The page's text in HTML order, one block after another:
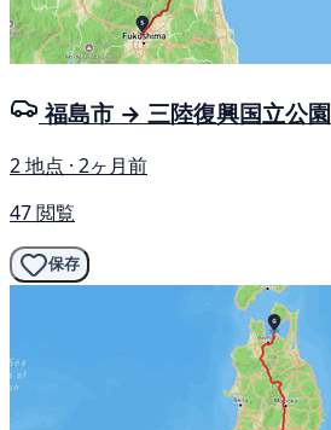
福島市 → 三陸復興国立公園
2 地点 · 2ヶ月前
47 閲覧
保存